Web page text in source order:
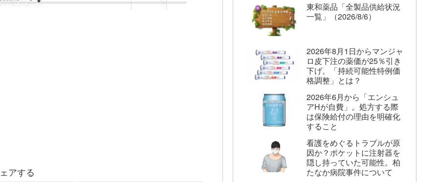
アする
東和薬品「全製品供給状況
一覧」（2026/8/6）
2026年8月1日からマンジャ
ロ皮下注の薬価が25％引き
下げ。「持続可能性特例価
格調整」とは？
2026年6月から「エンシュ
アHが自費」。処方する際
は保険給付の理由を明確化
すること
看護をめぐるトラブルが原
因か？ポケットに注射器を
隠し持っていた可能性。柏
たなか病院事件について